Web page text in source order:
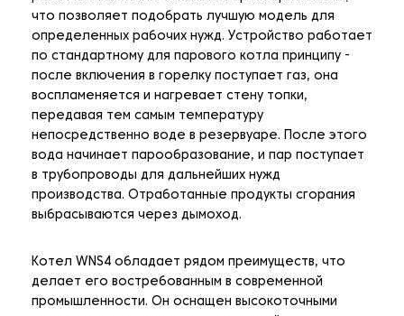
что позволяет подобрать лучшую модель для
определенных рабочих нужд. Устройство работает
по стандартному для парового котла принципу -
после включения в горелку поступает газ, она
воспламеняется и нагревает стену топки,
передавая тем самым температуру
непосредственно воде в резервуаре. После этого
вода начинает парообразование, и пар поступает
в трубопроводы для дальнейших нужд
производства. Отработанные продукты сгорания
выбрасываются через дымоход.
Котел WNS4 обладает рядом преимуществ, что
делает его востребованным в современной
промышленности. Он оснащен высокоточными